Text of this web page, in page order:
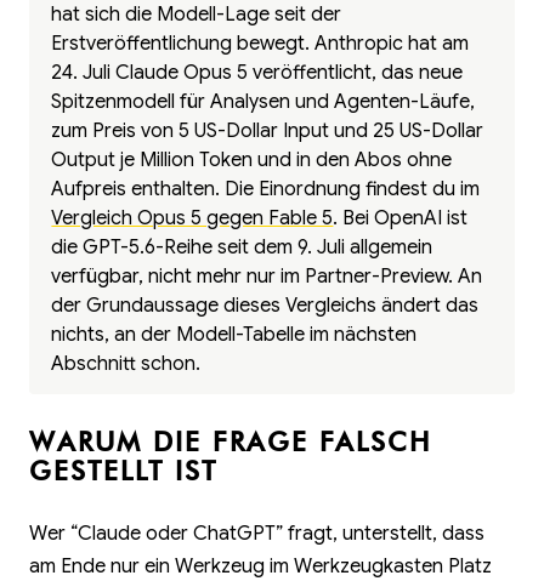
hat sich die Modell-Lage seit der
Erstveröffentlichung bewegt. Anthropic hat am
24. Juli Claude Opus 5 veröffentlicht, das neue
Spitzenmodell für Analysen und Agenten-Läufe,
zum Preis von 5 US-Dollar Input und 25 US-Dollar
Output je Million Token und in den Abos ohne
Aufpreis enthalten. Die Einordnung findest du im
Vergleich Opus 5 gegen Fable 5. Bei OpenAI ist
die GPT-5.6-Reihe seit dem 9. Juli allgemein
verfügbar, nicht mehr nur im Partner-Preview. An
der Grundaussage dieses Vergleichs ändert das
nichts, an der Modell-Tabelle im nächsten
Abschnitt schon.
WARUM DIE FRAGE FALSCH
GESTELLT IST
Wer “Claude oder ChatGPT” fragt, unterstellt, dass
am Ende nur ein Werkzeug im Werkzeugkasten Platz